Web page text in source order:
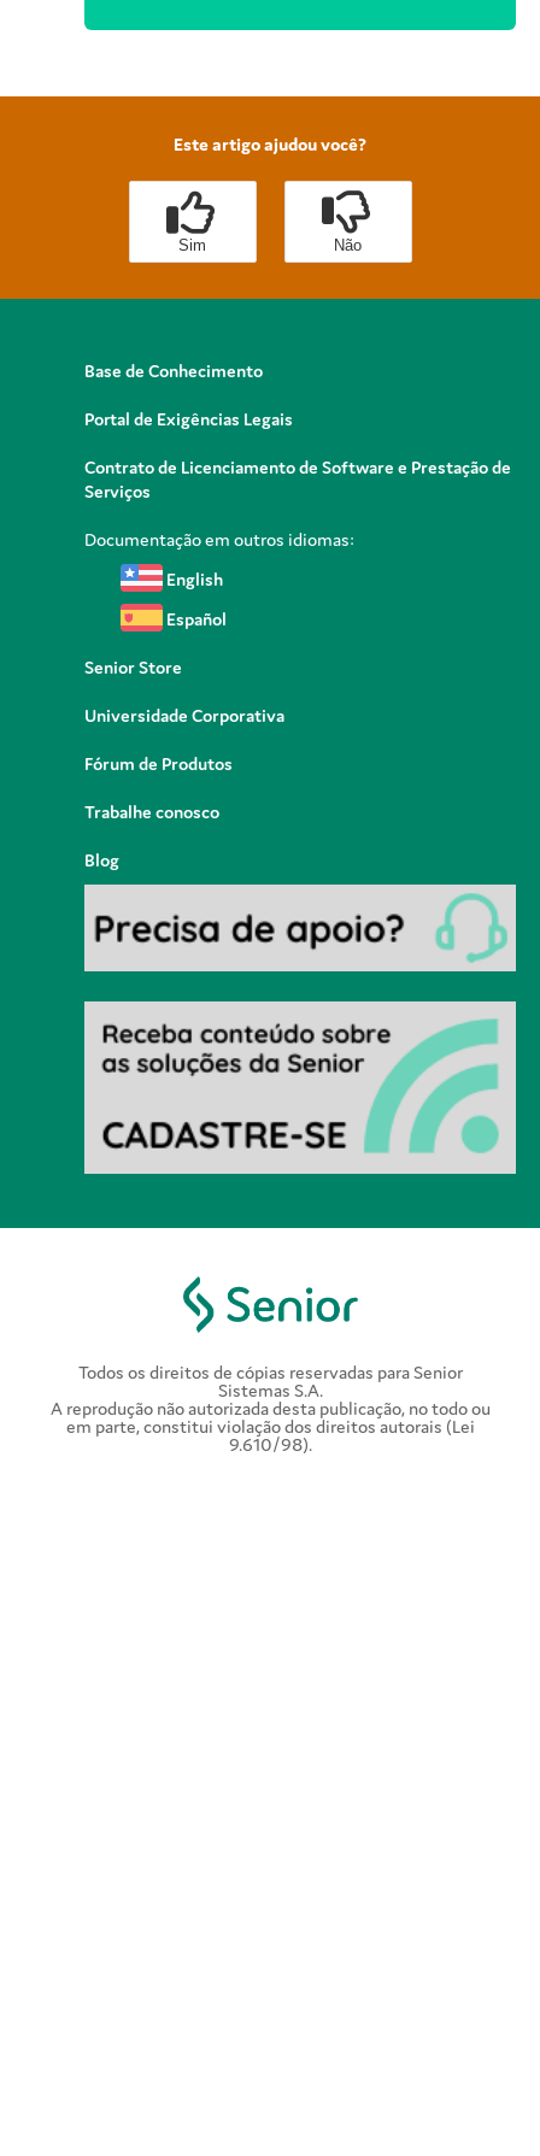
Este artigo ajudou você?
Sim Não
Base de Conhecimento
Portal de Exigências Legais
Contrato de Licenciamento de Software e Prestação de
Serviços
Documentação em outros idiomas:
English
Español
Senior Store
Universidade Corporativa
Fórum de Produtos
Trabalhe conosco
Blog
Todos os direitos de cópias reservadas para Senior
Sistemas S.A.
A reprodução não autorizada desta publicação, no todo ou
em parte, constitui violação dos direitos autorais (Lei
9.610/98).